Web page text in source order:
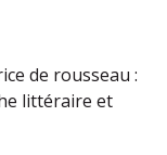
de rousseau :
littéraire et